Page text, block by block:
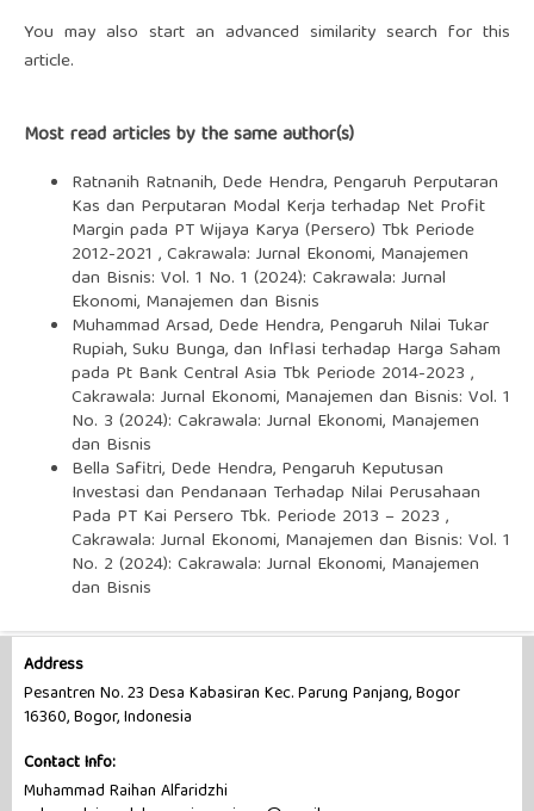
You may also start an advanced similarity search for this
article.
Most read articles by the same author(s)
Ratnanih Ratnanih, Dede Hendra, Pengaruh Perputaran
Kas dan Perputaran Modal Kerja terhadap Net Profit
Margin pada PT Wijaya Karya (Persero) Tbk Periode
2012-2021 ,Cakrawala: Jurnal Ekonomi, Manajemen
dan Bisnis: Vol. 1 No. 1 (2024): Cakrawala: Jurnal
Ekonomi, Manajemen dan Bisnis
Muhammad Arsad, Dede Hendra, Pengaruh Nilai Tukar
Rupiah, Suku Bunga, dan Inflasi terhadap Harga Saham
pada Pt Bank Central Asia Tbk Periode 2014-2023 ,
Cakrawala: Jurnal Ekonomi, Manajemen dan Bisnis: Vol. 1
No. 3 (2024): Cakrawala: Jurnal Ekonomi, Manajemen
dan Bisnis
Bella Safitri, Dede Hendra, Pengaruh Keputusan
Investasi dan Pendanaan Terhadap Nilai Perusahaan
Pada PT Kai Persero Tbk. Periode 2013 – 2023 ,
Cakrawala: Jurnal Ekonomi, Manajemen dan Bisnis: Vol. 1
No. 2 (2024): Cakrawala: Jurnal Ekonomi, Manajemen
dan Bisnis
Address
Pesantren No. 23 Desa Kabasiran Kec. Parung Panjang, Bogor
16360, Bogor, Indonesia
Contact Info:
Muhammad Raihan Alfaridzhi